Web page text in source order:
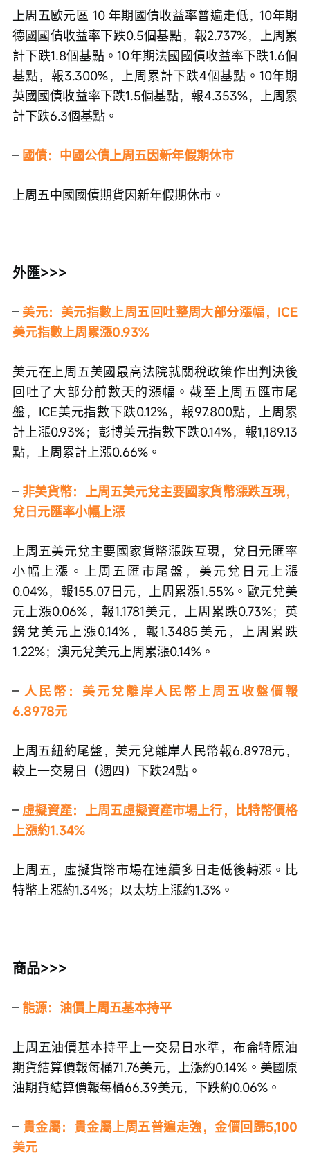
上周五歐元區 10 年期國債收益率普遍走低，10年期
德國國債收益率下跌0.5個基點，報2.737%，上周累
計下跌1.8個基點。10年期法國國債收益率下跌1.6個
基點，報3.300%，上周累計下跌4個基點。10年期
英國國債收益率下跌1.5個基點，報4.353%，上周累
計下跌6.3個基點。
– 國債：中國公債上周五因新年假期休市
上周五中國國債期貨因新年假期休市。
外匯>>>
– 美元：美元指數上周五回吐整周大部分漲幅，ICE
美元指數上周累漲0.93%
美元在上周五美國最高法院就關稅政策作出判決後
回吐了大部分前數天的漲幅。截至上周五匯市尾
盤，ICE美元指數下跌0.12%，報97.800點，上周累
計上漲0.93%；彭博美元指數下跌0.14%，報1,189.13
點，上周累計上漲0.66%。
– 非美貨幣：上周五美元兌主要國家貨幣漲跌互現，
兌日元匯率小幅上漲
上周五美元兌主要國家貨幣漲跌互現，兌日元匯率
小幅上漲。上周五匯市尾盤，美元兌日元上漲
0.04%，報155.07日元，上周累漲1.55%。歐元兌美
元上漲0.06%，報1.1781美元，上周累跌0.73%；英
鎊兌美元上漲0.14%，報1.3485美元，上周累跌
1.22%；澳元兌美元上周累漲0.14%。
– 人民幣：美元兌離岸人民幣上周五收盤價報
6.8978元
上周五紐約尾盤，美元兌離岸人民幣報6.8978元，
較上一交易日（週四）下跌24點。
– 虛擬資產：上周五虛擬資產市場上行，比特幣價格
上漲約1.34%
上周五，虛擬貨幣市場在連續多日走低後轉漲。比
特幣上漲約1.34%；以太坊上漲約1.3%。
商品>>>
– 能源：油價上周五基本持平
上周五油價基本持平上一交易日水準，布侖特原油
期貨結算價報每桶71.76美元，上漲約0.14%。美國原
油期貨結算價報每桶66.39美元，下跌約0.06%。
– 貴金屬：貴金屬上周五普遍走強，金價回歸5,100
美元